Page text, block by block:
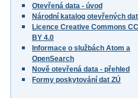
Otevřená data - úvod
Národní katalog otevřených dat
Licence Creative Commons CC
BY 4.0
Informace o službách Atom a
OpenSearch
Nově otevřená data - přehled
Formy poskytování dat ZÚ